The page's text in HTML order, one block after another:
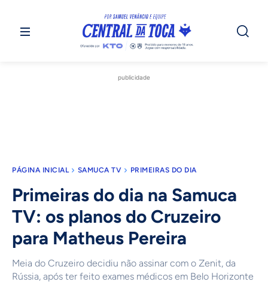
publicidade
PÁGINA INICIAL SAMUCA TV PRIMEIRAS DO DIA
Primeiras do dia na Samuca
TV: os planos do Cruzeiro
para Matheus Pereira
Meia do Cruzeiro decidiu não assinar com o Zenit, da
Rússia, após ter feito exames médicos em Belo Horizonte